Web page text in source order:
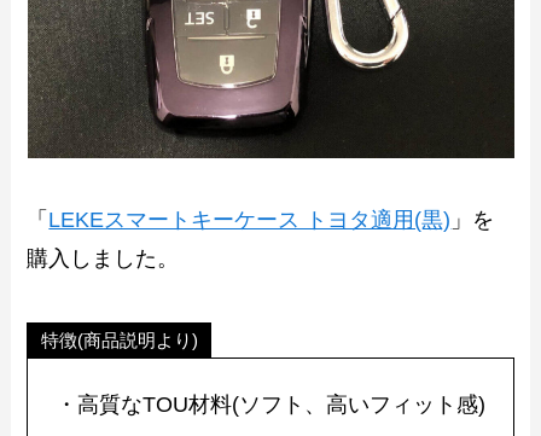
「 LEKEスマートキーケース トヨタ適用(黒) 」を
購入しました。
特徴(商品説明より)
・高質なTOU材料(ソフト、高いフィット感)